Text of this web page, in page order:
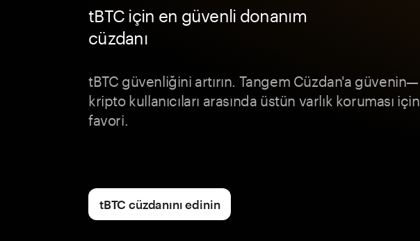
tBTC için en güvenli donanım
cüzdanı
tBTC güvenliğini artırın. Tangem Cüzdan'a güvenin—
kripto kullanıcıları arasında üstün varlık koruması için
favori.
tBTC cüzdanını edinin